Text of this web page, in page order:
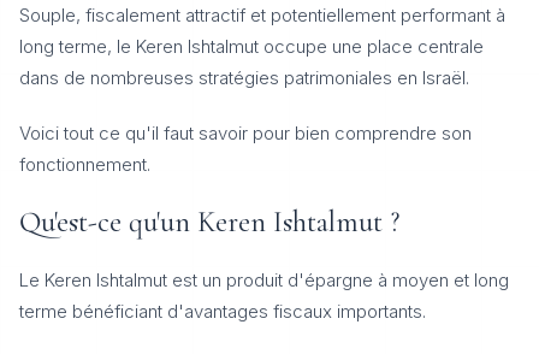
Souple, fiscalement attractif et potentiellement performant à
long terme, le Keren Ishtalmut occupe une place centrale
dans de nombreuses stratégies patrimoniales en Israël.
Voici tout ce qu'il faut savoir pour bien comprendre son
fonctionnement.
Qu'est-ce qu'un Keren Ishtalmut ?
Le Keren Ishtalmut est un produit d'épargne à moyen et long
terme bénéficiant d'avantages fiscaux importants.